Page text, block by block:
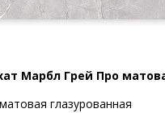
Марбл Грей Про
матовая глазурованная